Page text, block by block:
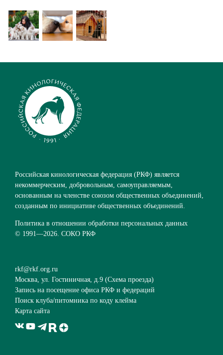
Российская кинологическая федерация (РКФ) является
некоммерческим, добровольным, самоуправляемым,
основанным на членстве союзом общественных объединений,
созданным по инициативе общественных объединений.
Политика в отношении обработки персональных данных
© 1991—2026. СОКО РКФ
rkf@rkf.org.ru
Москва, ул. Гостиничная, д.9 (Схема проезда)
Запись на посещение офиса РКФ и федераций
Поиск клуба/питомника по коду клейма
Карта сайта